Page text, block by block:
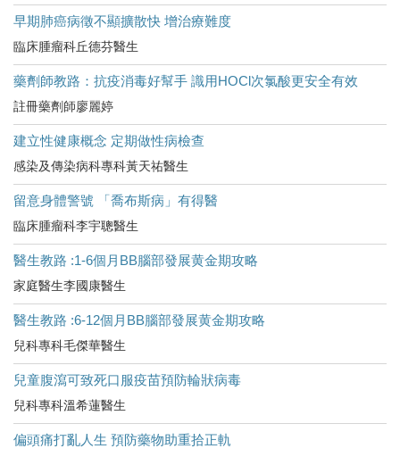
早期肺癌病徵不顯擴散快 增治療難度
臨床腫瘤科丘德芬醫生
藥劑師教路：抗疫消毒好幫手 識用HOCl次氯酸更安全有效
註冊藥劑師廖麗婷
建立性健康概念 定期做性病檢查
感染及傳染病科專科黃天祐醫生
留意身體警號 「喬布斯病」有得醫
臨床腫瘤科李宇聰醫生
醫生教路 :1-6個月BB腦部發展黄金期攻略
家庭醫生李國康醫生
醫生教路 :6-12個月BB腦部發展黄金期攻略
兒科專科毛傑華醫生
兒童腹瀉可致死口服疫苗預防輪狀病毒
兒科專科溫希蓮醫生
偏頭痛打亂人生 預防藥物助重拾正軌